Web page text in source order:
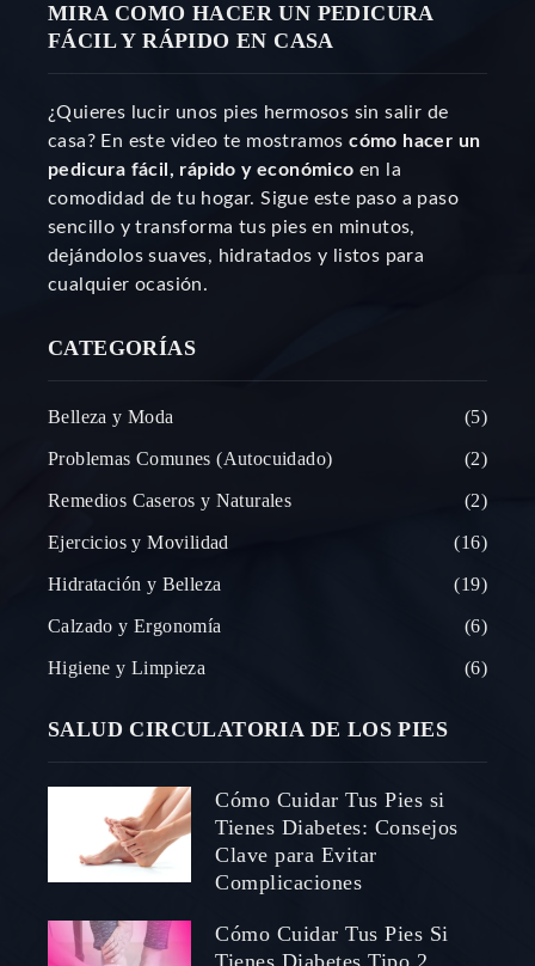
MIRA COMO HACER UN PEDICURA
FÁCIL Y RÁPIDO EN CASA
¿Quieres lucir unos pies hermosos sin salir de
casa? En este video te mostramoscómo hacer un
pedicura fácil, rápido y económico en la
comodidad de tu hogar. Sigue este paso a paso
sencillo y transforma tus pies en minutos,
dejándolos suaves, hidratados y listos para
cualquier ocasión.
CATEGORÍAS
Belleza y Moda 5
Problemas Comunes (Autocuidado) 2
Remedios Caseros y Naturales 2
Ejercicios y Movilidad 16
Hidratación y Belleza 19
Calzado y Ergonomía 6
Higiene y Limpieza 6
SALUD CIRCULATORIA DE LOS PIES
Cómo Cuidar Tus Pies si
Tienes Diabetes: Consejos
Clave para Evitar
Complicaciones
Cómo Cuidar Tus Pies Si